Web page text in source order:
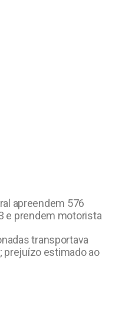
apreendem 576
e prendem motorista
transportava
prejuízo estimado ao